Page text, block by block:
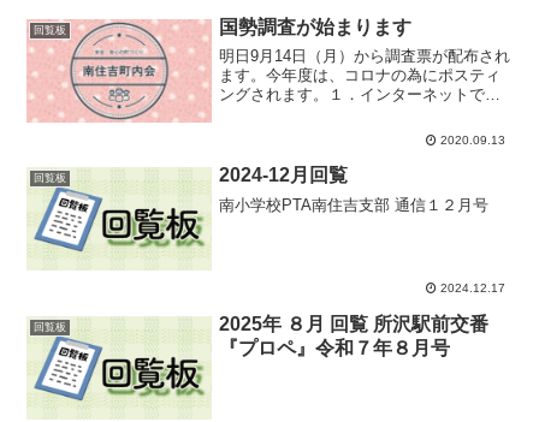
／資源回収のお知...
回覧板 国勢調査が始まります
明日9月14日（月）から調査票が配布され
ます。今年度は、コロナの為にポスティ
ングされます。１．インターネットでの
（水）迄です。出来るかぎり インタ
２．郵送は、１０月１日...
2020.09.13
回覧板 2024-12月回覧
南小学校PTA南住吉支部 通信１２月号
2024.12.17
回覧板
2025年 ８月 回覧 所沢駅前交番
『プロペ』令和７年８月号